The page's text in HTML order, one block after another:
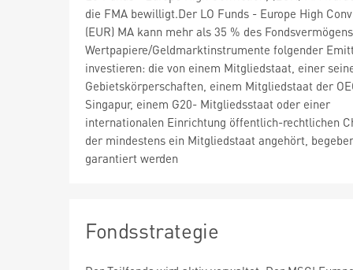
die FMA bewilligt.Der LO Funds - Europe High
(EUR) MA kann mehr als 35 % des
Wertpapiere/Geldmarktinstrumente folgender
investieren: die von einem Mitgliedstaat, einer
Gebietskörperschaften, einem Mitgliedstaat der
Singapur, einem G20- Mitgliedsstaat oder einer
internationalen Einrichtung öffentlich-rechtlichen
der mindestens ein Mitgliedstaat angehört,
garantiert werden
Fondsstrategie